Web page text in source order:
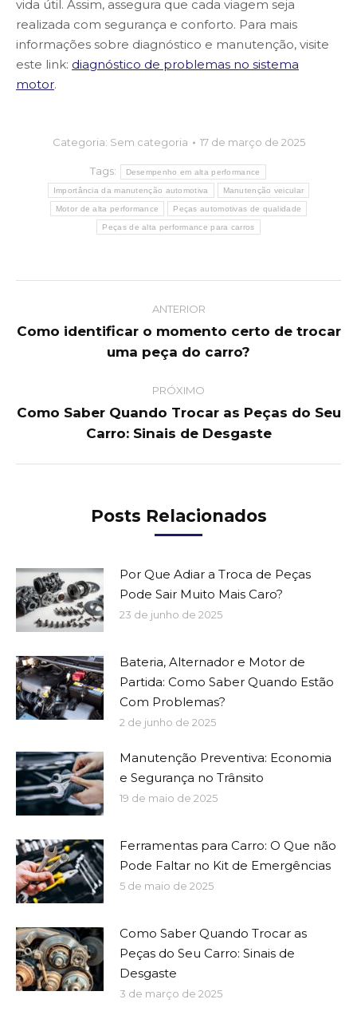
vida útil. Assim, assegura que cada viagem seja
realizada com segurança e conforto. Para mais
informações sobre diagnóstico e manutenção, visite
este link: diagnóstico de problemas no sistema
motor.
Categoria: Sem categoria 17 de março de 2025
Tags: Desempenho em alta performance
Importância da manutenção automotiva Manutenção veicular
Motor de alta performance Peças automotivas de qualidade
Peças de alta performance para carros
navigation
ANTERIOR
post:
Como identificar o momento certo de trocar
uma peça do carro?
PRÓXIMO
post:
Como Saber Quando Trocar as Peças do Seu
Carro: Sinais de Desgaste
Posts Relacionados
Por Que Adiar a Troca de Peças
Pode Sair Muito Mais Caro?
23 de junho de 2025
Bateria, Alternador e Motor de
Partida: Como Saber Quando Estão
Com Problemas?
2 de junho de 2025
Manutenção Preventiva: Economia
e Segurança no Trânsito
19 de maio de 2025
Ferramentas para Carro: O Que não
Pode Faltar no Kit de Emergências
5 de maio de 2025
Como Saber Quando Trocar as
Peças do Seu Carro: Sinais de
Desgaste
3 de março de 2025